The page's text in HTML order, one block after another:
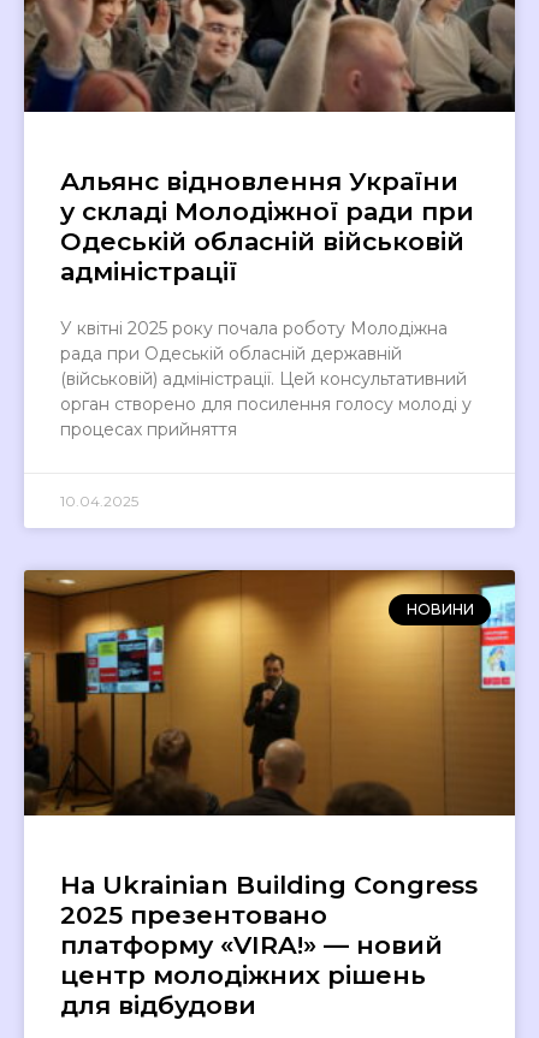
Альянс відновлення України
у складі Молодіжної ради при
Одеській обласній військовій
адміністрації
У квітні 2025 року почала роботу Молодіжна
рада при Одеській обласній державній
(військовій) адміністрації. Цей консультативний
орган створено для посилення голосу молоді у
процесах прийняття
10.04.2025
НОВИНИ
На Ukrainian Building Congress
2025 презентовано
платформу «VIRA!» — новий
центр молодіжних рішень
для відбудови